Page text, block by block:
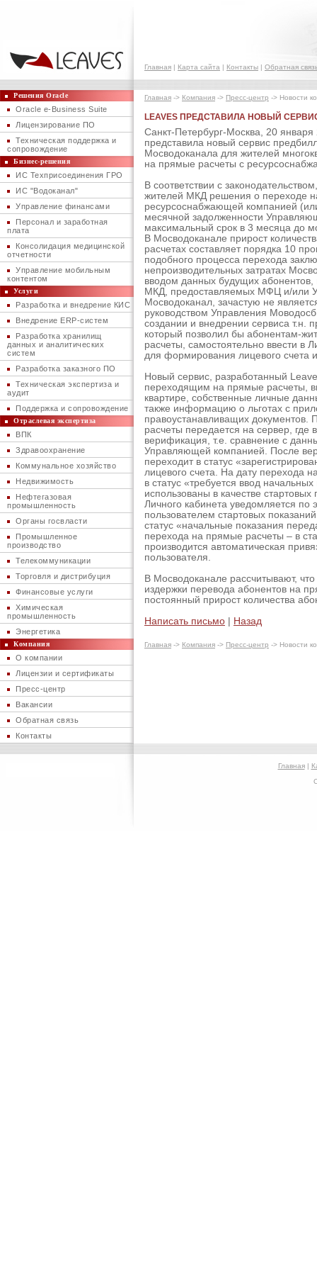
Главная | Карта сайта | Контакты | Обратная
Решения Oracle
Oracle e-Business Suite
Лицензирование ПО
Техническая поддержка и
сопровождение
Бизнес-решения
ИС Техприсоединения ГРО
ИС "Водоканал"
Управление финансами
Персонал и заработная
плата
Консолидация медицинской
отчетности
Управление мобильным
контентом
Услуги
Разработка и внедрение КИС
Внедрение ERP-систем
Разработка хранилищ
данных и аналитических
систем
Разработка заказного ПО
Техническая экспертиза и
аудит
Поддержка и сопровождение
Отраслевая экспертиза
ВПК
Здравоохранение
Коммунальное хозяйство
Недвижимость
Нефтегазовая
промышленность
Органы госвласти
Промышленное
производство
Телекоммуникации
Торговля и дистрибуция
Финансовые услуги
Химическая
промышленность
Энергетика
Компания
О компании
Лицензии и сертификаты
Пресс-центр
Вакансии
Обратная связь
Контакты
Главная -> Компания -> Пресс-центр -> Новости
LEAVES ПРЕДСТАВИЛА НОВЫЙ
Санкт-Петербург-Москва, 20
представила новый сервис
Мосводоканала для жителей
на прямые расчеты с
В соответствии с
жителей МКД решения о переходе
ресурсоснабжающей компанией
месячной задолженности
максимальный срок в 3 месяца до
В Мосводоканале прирост
расчетах составляет порядка 10
подобного процесса перехода
непроизводительных затратах
вводом данных будущих абонентов,
МКД, предоставляемых МФЦ и/или
Мосводоканал, зачастую не
руководством Управления
создании и внедрении сервиса т.н.
который позволил бы абонентам-
расчеты, самостоятельно ввести в
для формирования лицевого счета
Новый сервис, разработанный
переходящим на прямые расчеты,
квартире, собственные личные
также информацию о льготах с
правоустанавливащих документов.
расчеты передается на сервер, где
верификация, т.е. сравнение с
Управляющей компанией. После
переходит в статус
лицевого счета. На дату перехода
в статус «требуется ввод
использованы в качестве
Личного кабинета уведомляется по
пользователем стартовых
статус «начальные показания
перехода на прямые расчеты – в
производится автоматическая
пользователя.
В Мосводоканале рассчитывают,
издержки перевода абонентов на
постоянный прирост количества
Написать письмо
Назад
Главная -> Компания -> Пресс-центр -> Новости
Главная|